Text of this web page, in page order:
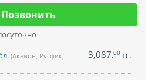
Позвонить
(Аквион, Русфик,
3,087.00 тг.